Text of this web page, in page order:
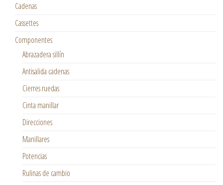
Cadenas
Cassettes
Componentes
Abrazadera sillín
Antisalida cadenas
Cierres ruedas
Cinta manillar
Direcciones
Manillares
Potencias
Rulinas de cambio